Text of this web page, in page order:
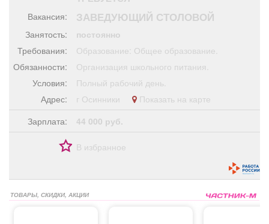
Я - пенсионер
Вакансия: ЗАВЕДУЮЩИЙ СТОЛОВОЙ
Занятость:
постоянно
Требования:
Образование: Общее образование.
Обязанности:
Организация школьного питания.
Условия:
Полный рабочий день.
Адрес:
г Осинники
Показать на карте
Зарплата:
44 000 руб.
В избранное
ТОВАРЫ, СКИДКИ, АКЦИИ